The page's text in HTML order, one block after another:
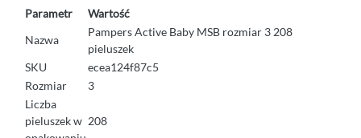
Parametr
Wartość
Nazwa
Pampers Active Baby MSB rozmiar 3 208
pieluszek
SKU
ecea124f87c5
Rozmiar
3
Liczba
pieluszek w 208